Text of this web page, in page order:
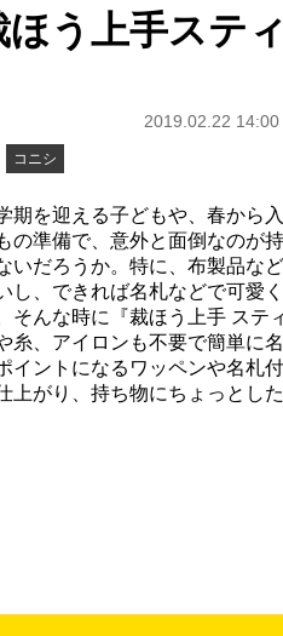
う上手ステ
2019.02.22 14:00
コニシ
期を迎える子どもや、春から
の準備で、意外と面倒なのが
いだろうか。特に、布製品な
し、できれば名札などで可愛
そんな時に『裁ほう上手 ステ
糸、アイロンも不要で簡単に
イントになるワッペンや名札
上がり、持ち物にちょっとし